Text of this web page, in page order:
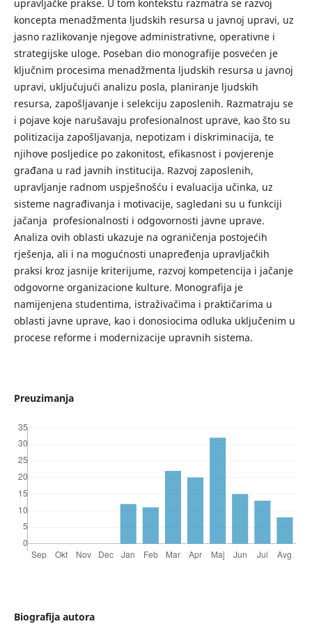
upravljačke prakse. U tom kontekstu razmatra se razvoj
koncepta menadžmenta ljudskih resursa u javnoj upravi, uz
jasno razlikovanje njegove administrativne, operativne i
strategijske uloge. Poseban dio monografije posvećen je
ključnim procesima menadžmenta ljudskih resursa u javnoj
upravi, uključujući analizu posla, planiranje ljudskih
resursa, zapošljavanje i selekciju zaposlenih. Razmatraju se
i pojave koje narušavaju profesionalnost uprave, kao što su
politizacija zapošljavanja, nepotizam i diskriminacija, te
njihove posljedice po zakonitost, efikasnost i povjerenje
građana u rad javnih institucija. Razvoj zaposlenih,
upravljanje radnom uspješnošću i evaluacija učinka, uz
sisteme nagrađivanja i motivacije, sagledani su u funkciji
jačanja profesionalnosti i odgovornosti javne uprave.
Analiza ovih oblasti ukazuje na ograničenja postojećih
rješenja, ali i na mogućnosti unapređenja upravljačkih
praksi kroz jasnije kriterijume, razvoj kompetencija i jačanje
odgovorne organizacione kulture. Monografija je
namijenjena studentima, istraživačima i praktičarima u
oblasti javne uprave, kao i donosiocima odluka uključenim u
procese reforme i modernizacije upravnih sistema.
Preuzimanja
Biografija autora